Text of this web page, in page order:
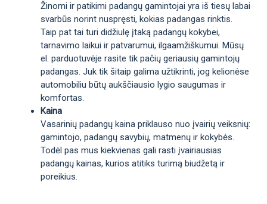
Žinomi ir patikimi padangų gamintojai yra iš tiesų labai
svarbūs norint nuspręsti, kokias padangas rinktis.
Taip pat tai turi didžiulę įtaką padangų kokybei,
tarnavimo laikui ir patvarumui, ilgaamžiškumui. Mūsų
el. parduotuvėje rasite tik pačių geriausių gamintojų
padangas. Juk tik šitaip galima užtikrinti, jog kelionėse
automobiliu būtų aukščiausio lygio saugumas ir
komfortas.
Kaina
Vasarinių padangų kaina priklauso nuo įvairių veiksnių:
gamintojo, padangų savybių, matmenų ir kokybės.
Todėl pas mus kiekvienas gali rasti įvairiausias
padangų kainas, kurios atitiks turimą biudžetą ir
poreikius.